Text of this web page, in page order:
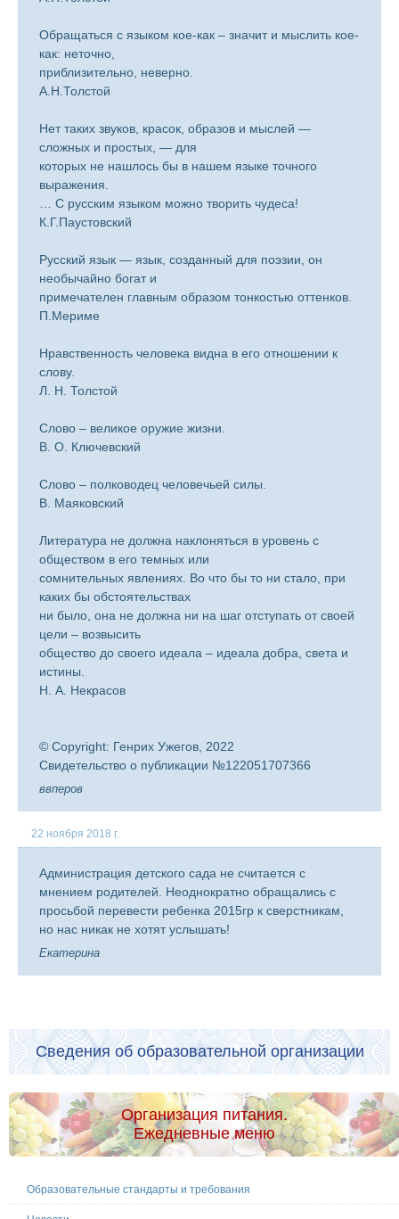
Обращаться с языком кое-как – значит и мыслить кое-
как: неточно,
приблизительно, неверно.
А.Н.Толстой
Нет таких звуков, красок, образов и мыслей —
сложных и простых, — для
которых не нашлось бы в нашем языке точного
выражения.
… С русским языком можно творить чудеса!
К.Г.Паустовский
Русский язык — язык, созданный для поэзии, он
необычайно богат и
примечателен главным образом тонкостью оттенков.
П.Мериме
Нравственность человека видна в его отношении к
слову.
Л. Н. Толстой
Слово – великое оружие жизни.
В. О. Ключевский
Слово – полководец человечьей силы.
В. Маяковский
Литература не должна наклоняться в уровень с
обществом в его темных или
сомнительных явлениях. Во что бы то ни стало, при
каких бы обстоятельствах
ни было, она не должна ни на шаг отступать от своей
цели – возвысить
общество до своего идеала – идеала добра, света и
истины.
Н. А. Некрасов
© Copyright: Генрих Ужегов, 2022
Свидетельство о публикации №122051707366
ввперов
22 ноября 2018 г.
Администрация детского сада не считается с
мнением родителей. Неоднократно обращались с
просьбой перевести ребенка 2015гр к сверстникам,
но нас никак не хотят услышать!
Екатерина
Сведения об образовательной организации
Организация питания.
Ежедневные меню
Образовательные стандарты и требования